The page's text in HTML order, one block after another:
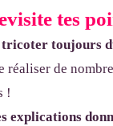
tes
toujours
réaliser de
!
explications